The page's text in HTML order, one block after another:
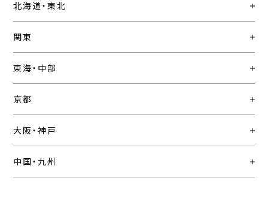
北海道・東北
関東
東海・中部
京都
大阪・神戸
中国・九州